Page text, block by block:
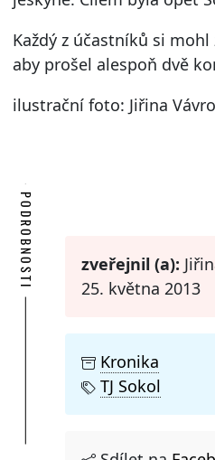
Každý z účastníků si
aby prošel alespoň dvě
ilustrační foto: Jiřina
PODROBNOSTI zveřejnil (a):
25. května 2013
Kronika
TJ Sokol